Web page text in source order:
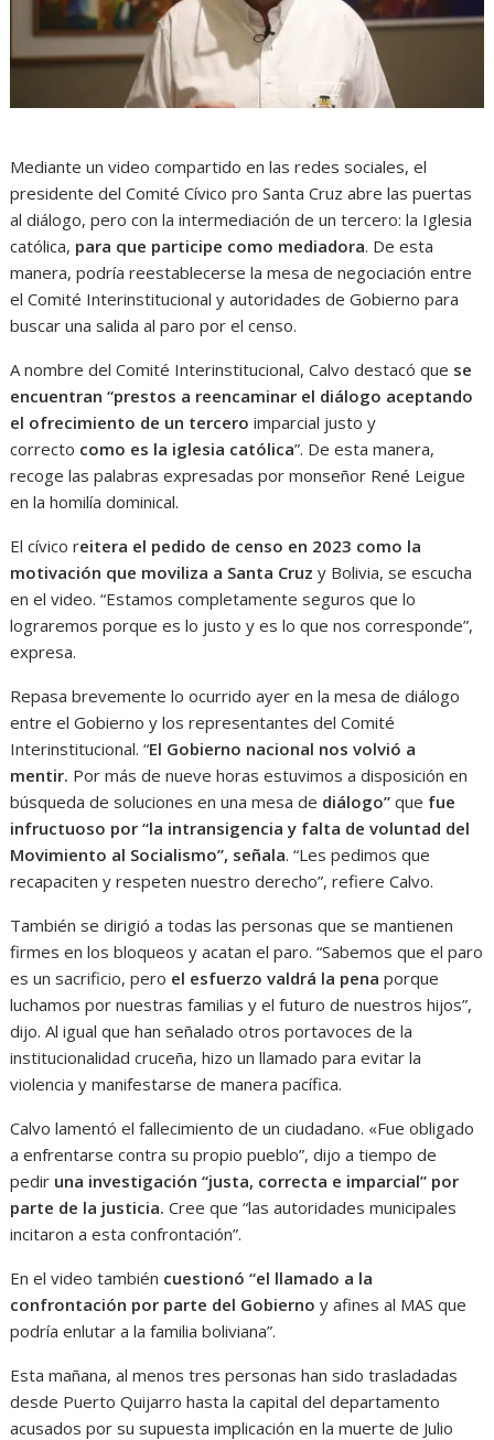
Mediante un video compartido en las redes sociales, el
presidente del Comité Cívico pro Santa Cruz abre las puertas
al diálogo, pero con la intermediación de un tercero: la Iglesia
católica, para que participe como mediadora. De esta
manera, podría reestablecerse la mesa de negociación entre
el Comité Interinstitucional y autoridades de Gobierno para
buscar una salida al paro por el censo.
A nombre del Comité Interinstitucional, Calvo destacó que se
encuentran “prestos a reencaminar el diálogo aceptando
el ofrecimiento de un tercero imparcial justo y
correcto como es la iglesia católica”. De esta manera,
recoge las palabras expresadas por monseñor René Leigue
en la homilía dominical.
El cívico reitera el pedido de censo en 2023 como la
motivación que moviliza a Santa Cruz y Bolivia, se escucha
en el video. “Estamos completamente seguros que lo
lograremos porque es lo justo y es lo que nos corresponde”,
expresa.
Repasa brevemente lo ocurrido ayer en la mesa de diálogo
entre el Gobierno y los representantes del Comité
Interinstitucional. “El Gobierno nacional nos volvió a
mentir. Por más de nueve horas estuvimos a disposición en
búsqueda de soluciones en una mesa de diálogo” que fue
infructuoso por “la intransigencia y falta de voluntad del
Movimiento al Socialismo”, señala. “Les pedimos que
recapaciten y respeten nuestro derecho”, refiere Calvo.
También se dirigió a todas las personas que se mantienen
firmes en los bloqueos y acatan el paro. “Sabemos que el paro
es un sacrificio, pero el esfuerzo valdrá la pena porque
luchamos por nuestras familias y el futuro de nuestros hijos”,
dijo. Al igual que han señalado otros portavoces de la
institucionalidad cruceña, hizo un llamado para evitar la
violencia y manifestarse de manera pacífica.
Calvo lamentó el fallecimiento de un ciudadano. «Fue obligado
a enfrentarse contra su propio pueblo”, dijo a tiempo de
pedir una investigación “justa, correcta e imparcial” por
parte de la justicia.Cree que “las autoridades municipales
incitaron a esta confrontación”.
En el video también cuestionó “el llamado a la
confrontación por parte del Gobierno y afines al MAS que
podría enlutar a la familia boliviana”.
Esta mañana, al menos tres personas han sido trasladadas
desde Puerto Quijarro hasta la capital del departamento
acusados por su supuesta implicación en la muerte de Julio